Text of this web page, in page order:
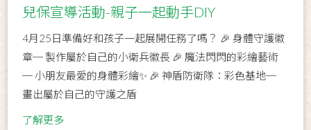
兒保宣導活動-親子一起動手DIY
4月25日準備好和孩子一起展開任務了嗎？ 🎉 身體守護徽
章─ 製作屬於自己的小衛兵徽長 🎉 魔法閃閃的彩繪藝術
─ 小朋友最愛的身體彩繪✨ 🎉 神盾防衛隊：彩色基地─
畫出屬於自己的守護之盾
了解更多